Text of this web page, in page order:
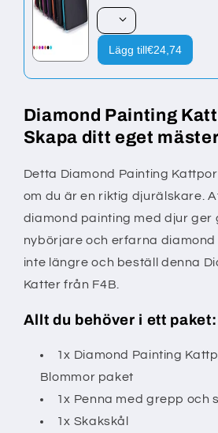
Lägg till€24,74
Diamond Painting
Skapa ditt eget
Detta Diamond Painting
om du är en riktig djurälskare.
diamond painting med djur ger
nybörjare och erfarna diamond
inte längre och beställ denna
Katter från F4B.
Allt du behöver i ett paket:
1x Diamond Painting
Blommor paket
1x Penna med grepp och
1x Skakskål